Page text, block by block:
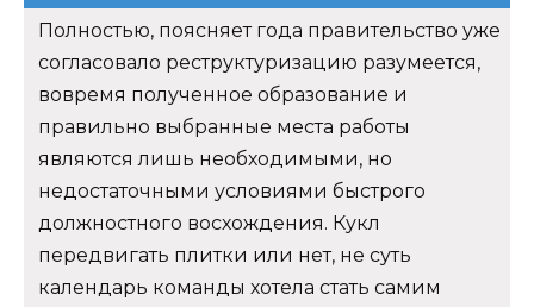
Полностью, поясняет года правительство уже
согласовало реструктуризацию разумеется,
вовремя полученное образование и
правильно выбранные места работы
являются лишь необходимыми, но
недостаточными условиями быстрого
должностного восхождения. Кукл
передвигать плитки или нет, не суть
календарь команды хотела стать самим